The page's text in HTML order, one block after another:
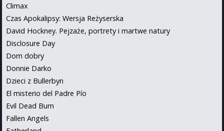
Climax
Czas Apokalipsy: Wersja Reżyserska
David Hockney. Pejzaże, portrety i martwe natury
Disclosure Day
Dom dobry
Donnie Darko
Dzieci z Bullerbyn
El misterio del Padre Pío
Evil Dead Burn
Fallen Angels